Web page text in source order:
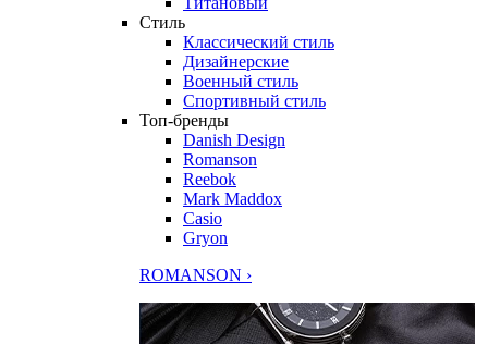
Стиль
Классический стиль
Дизайнерские
Военный стиль
Спортивный стиль
Топ-бренды
Danish Design
Romanson
Reebok
Mark Maddox
Casio
Gryon
ROMANSON ›